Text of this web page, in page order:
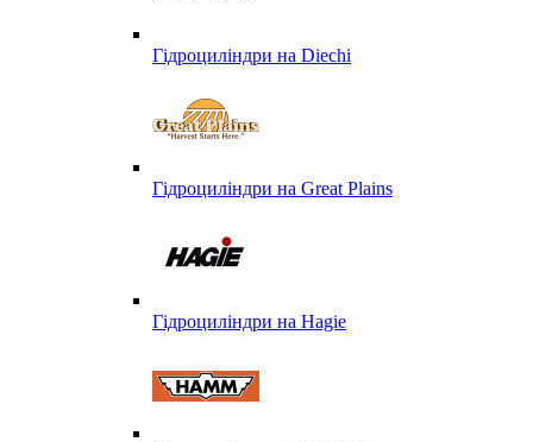
Гідроциліндри на Diechi
Гідроциліндри на Great Plains
Гідроциліндри на Hagie